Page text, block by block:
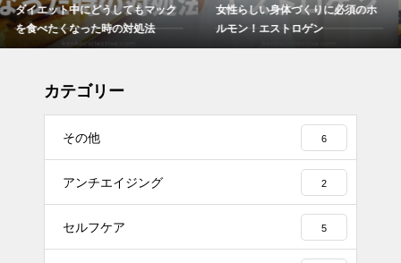
女性らしい身体づくりに必須のホ
ルモン！エストロゲン
ダイエット中どうしても我慢でき
ない時のおやつの工夫について
カテゴリー
その他 6
アンチエイジング 2
セルフケア 5